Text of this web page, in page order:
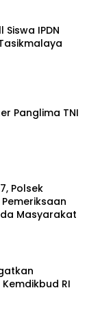
IPDN
Panglima TNI
Polsek
Masyarakat
RI